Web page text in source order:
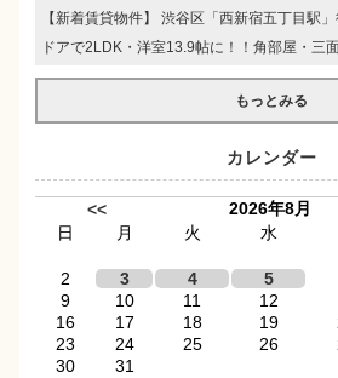
【新着賃貸物件】 渋谷区「西新宿五丁目駅
ドアで2LDK・洋室13.9帖に！！角部屋・三
もっとみる
カレンダー
<<
2026年8月
日
月 火 水
2
3 4 5
9
10 11 12
16
17 18 19
23
24 25 26
30
31